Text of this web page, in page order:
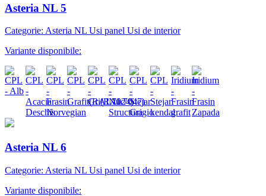
Asteria NL 5
Categorie: Asteria NL Usi panel Usi de interior
Variante disponibile:
Asteria NL 6
Categorie: Asteria NL Usi panel Usi de interior
Variante disponibile: